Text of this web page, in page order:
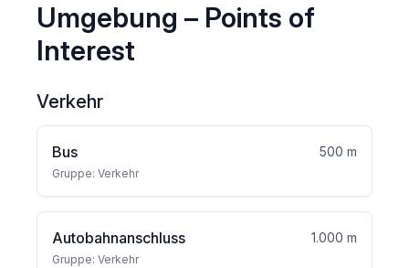
Umgebung – Points of
Interest
Verkehr
Bus 500 m
Gruppe: Verkehr
Autobahnanschluss 1.000 m
Gruppe: Verkehr